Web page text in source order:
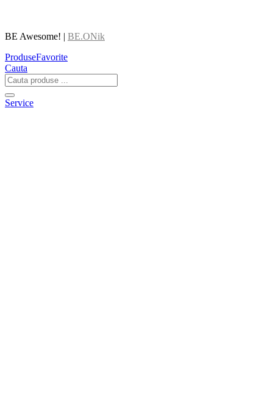
BE Awesome! | BE.ONik
ProduseFavorite
Cauta
Service